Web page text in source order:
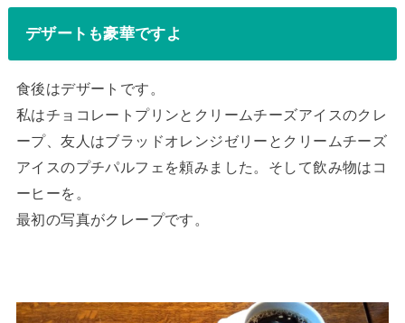
デザートも豪華ですよ
食後はデザートです。
私はチョコレートプリンとクリームチーズアイスのクレ
ープ、友人はブラッドオレンジゼリーとクリームチーズ
アイスのプチパルフェを頼みました。そして飲み物はコ
ーヒーを。
最初の写真がクレープです。